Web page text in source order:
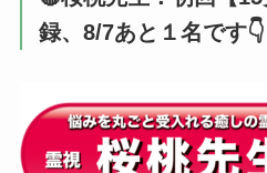
録、8/7あと１名です👇️